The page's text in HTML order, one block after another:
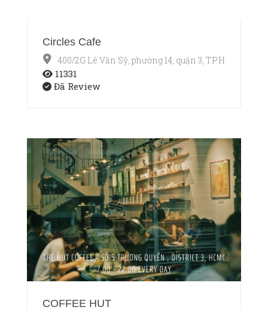
Circles Cafe
400/2G Lê Văn Sỹ, phường 14, quận 3, TP.HCM
11331
Đã Review
COFFEE HUT